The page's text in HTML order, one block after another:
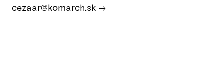
cezaar@komarch.sk